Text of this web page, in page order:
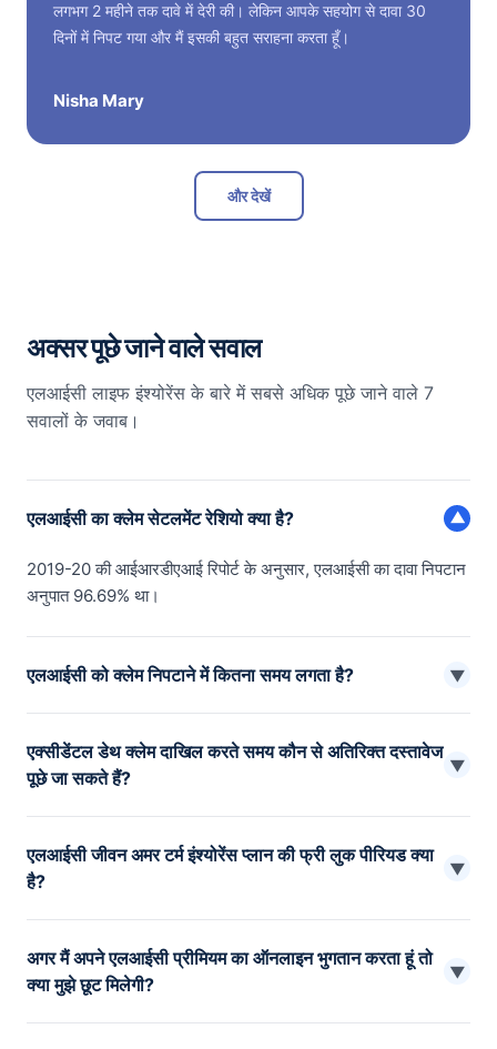
लगभग 2 महीने तक दावे में देरी की। लेकिन आपके सहयोग से दावा 30
दिनों में निपट गया और मैं इसकी बहुत सराहना करता हूँ।
Nisha Mary
और देखें
अक्सर पूछे जाने वाले सवाल
एलआईसी लाइफ इंश्योरेंस के बारे में सबसे अधिक पूछे जाने वाले 7
सवालों के जवाब।
एलआईसी का क्लेम सेटलमेंट रेशियो क्या है? ▼
2019-20 की आईआरडीएआई रिपोर्ट के अनुसार, एलआईसी का दावा निपटान
अनुपात 96.69% था।
एलआईसी को क्लेम निपटाने में कितना समय लगता है? ▼
अनुसार, प्रत्येक बीमाकर्ता को 30 दिनों के भीतर मृत्यु के दावों का निपटान
करना चाहिए।
एक्सीडेंटल डेथ क्लेम दाखिल करते समय कौन से अतिरिक्त दस्तावेज
पूछे जा सकते हैं?
▼
निम्नलिखित की प्रमाणित फोटोकॉपी लेनी होगी: फर्स्ट इंफॉर्मेशन रिपोर्ट
पोस्टमार्टम रिपोर्ट पुलिस जांच रिपोर्ट
एलआईसी जीवन अमर टर्म इंश्योरेंस प्लान की फ्री लुक पीरियड क्या
है?
▼
अगर मैं अपने एलआईसी प्रीमियम का ऑनलाइन भुगतान करता हूं तो
क्या मुझे छूट मिलेगी?
▼